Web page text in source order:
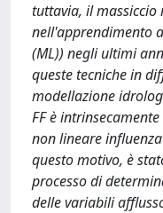
tuttavia, il
nell'apprendimento
(ML)) negli ultimi
queste tecniche in
modellazione
FF è
non lineare
questo motivo, è
processo di
delle variabili